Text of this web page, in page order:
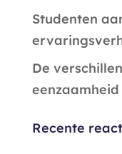
Studenten
De
eenzaamheid
Recente